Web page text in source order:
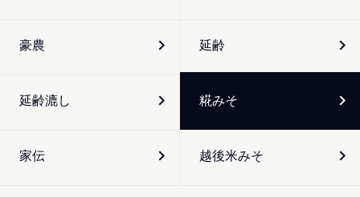
豪農 延齢
延齢漉し 糀みそ
家伝 越後米みそ